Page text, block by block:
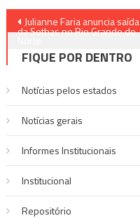
Navegação
de
Julianne Faria anuncia saída
da Sethas no Rio Grande do
FIQUE POR DENTRO
Notícias pelos estados
Notí­cias gerais
Informes Institucionais
Institucional
Repositório